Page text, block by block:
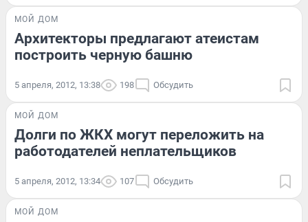
МОЙ ДОМ
Архитекторы предлагают атеистам
построить черную башню
5 апреля, 2012, 13:38 198 Обсудить
МОЙ ДОМ
Долги по ЖКХ могут переложить на
работодателей неплательщиков
5 апреля, 2012, 13:34 107 Обсудить
МОЙ ДОМ